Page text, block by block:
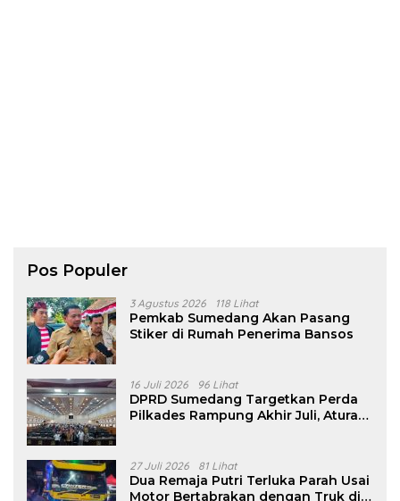
Pos Populer
3 Agustus 2026 118 Lihat
Pemkab Sumedang Akan Pasang
Stiker di Rumah Penerima Bansos
16 Juli 2026 96 Lihat
DPRD Sumedang Targetkan Perda
Pilkades Rampung Akhir Juli, Aturan
27 Juli 2026 81 Lihat
Dua Remaja Putri Terluka Parah Usai
Motor Bertabrakan dengan Truk di